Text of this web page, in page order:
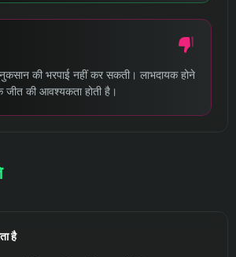
की भरपाई नहीं कर सकती। लाभदायक होने
जीत की आवश्यकता होती है।
है